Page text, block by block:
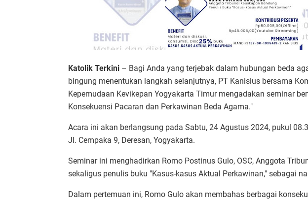
Katolik Terkini – Bagi Anda yang terjebak dalam hubungan beda
bingung menentukan langkah selanjutnya, PT Kanisius bersama
Kepemudaan Kevikepan Yogyakarta Timur mengadakan seminar
Konsekuensi Pacaran dan Perkawinan Beda Agama."
Acara ini akan berlangsung pada Sabtu, 24 Agustus 2024, pukul
Jl. Cempaka 9, Deresan, Yogyakarta.
Seminar ini menghadirkan Romo Postinus Gulo, OSC, Anggota
sekaligus penulis buku "Kasus-kasus Aktual Perkawinan," sebagai
Dalam pertemuan ini, Romo Gulo akan membahas berbagai